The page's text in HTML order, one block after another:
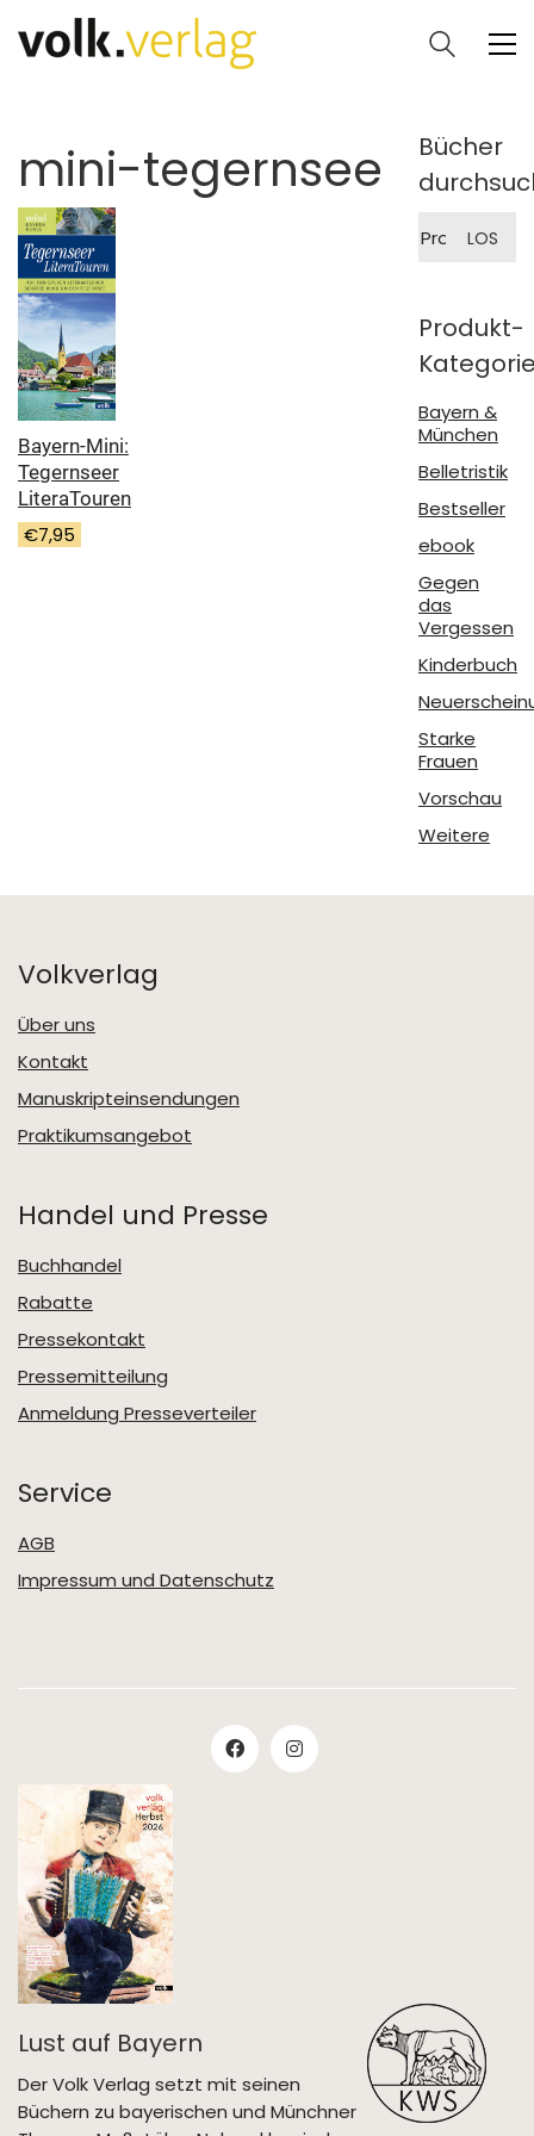
mini-tegernsee
Bayern-Mini:
Tegernseer
LiteraTouren
€7,95
Bücher
nach:
LOS
Produkt-
Bayern &
München
Belletristik
Bestseller
ebook
Gegen
das
Vergessen
Kinderbuch
Starke
Frauen
Vorschau
Weitere
Volkverlag
Über uns
Kontakt
Manuskripteinsendungen
Praktikumsangebot
Handel und Presse
Buchhandel
Rabatte
Pressekontakt
Pressemitteilung
Anmeldung Presseverteiler
Service
AGB
Impressum und Datenschutz
Lust auf Bayern
Der Volk Verlag setzt mit seinen
Büchern zu bayerischen und Münchner